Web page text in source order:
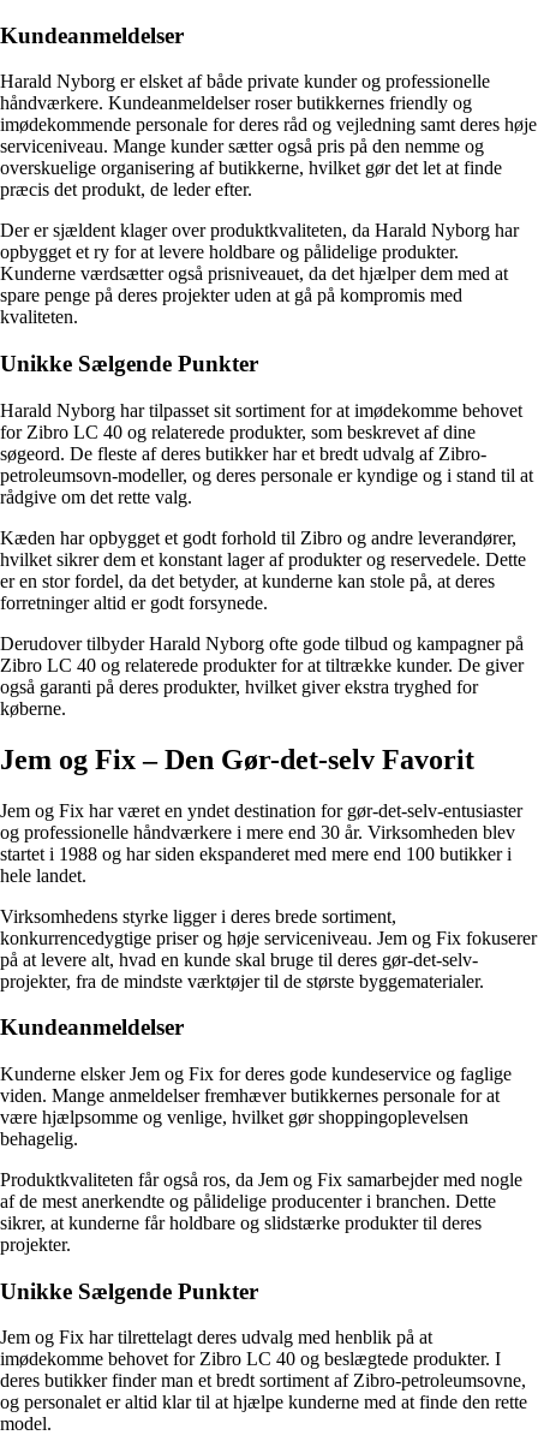
Kundeanmeldelser
Harald Nyborg er elsket af både private kunder og professionelle
håndværkere. Kundeanmeldelser roser butikkernes friendly og
imødekommende personale for deres råd og vejledning samt deres høje
serviceniveau. Mange kunder sætter også pris på den nemme og
overskuelige organisering af butikkerne, hvilket gør det let at finde
præcis det produkt, de leder efter.
Der er sjældent klager over produktkvaliteten, da Harald Nyborg har
opbygget et ry for at levere holdbare og pålidelige produkter.
Kunderne værdsætter også prisniveauet, da det hjælper dem med at
spare penge på deres projekter uden at gå på kompromis med
kvaliteten.
Unikke Sælgende Punkter
Harald Nyborg har tilpasset sit sortiment for at imødekomme behovet
for Zibro LC 40 og relaterede produkter, som beskrevet af dine
søgeord. De fleste af deres butikker har et bredt udvalg af Zibro-
petroleumsovn-modeller, og deres personale er kyndige og i stand til at
rådgive om det rette valg.
Kæden har opbygget et godt forhold til Zibro og andre leverandører,
hvilket sikrer dem et konstant lager af produkter og reservedele. Dette
er en stor fordel, da det betyder, at kunderne kan stole på, at deres
forretninger altid er godt forsynede.
Derudover tilbyder Harald Nyborg ofte gode tilbud og kampagner på
Zibro LC 40 og relaterede produkter for at tiltrække kunder. De giver
også garanti på deres produkter, hvilket giver ekstra tryghed for
køberne.
Jem og Fix – Den Gør-det-selv Favorit
Jem og Fix har været en yndet destination for gør-det-selv-entusiaster
og professionelle håndværkere i mere end 30 år. Virksomheden blev
startet i 1988 og har siden ekspanderet med mere end 100 butikker i
hele landet.
Virksomhedens styrke ligger i deres brede sortiment,
konkurrencedygtige priser og høje serviceniveau. Jem og Fix fokuserer
på at levere alt, hvad en kunde skal bruge til deres gør-det-selv-
projekter, fra de mindste værktøjer til de største byggematerialer.
Kundeanmeldelser
Kunderne elsker Jem og Fix for deres gode kundeservice og faglige
viden. Mange anmeldelser fremhæver butikkernes personale for at
være hjælpsomme og venlige, hvilket gør shoppingoplevelsen
behagelig.
Produktkvaliteten får også ros, da Jem og Fix samarbejder med nogle
af de mest anerkendte og pålidelige producenter i branchen. Dette
sikrer, at kunderne får holdbare og slidstærke produkter til deres
projekter.
Unikke Sælgende Punkter
Jem og Fix har tilrettelagt deres udvalg med henblik på at
imødekomme behovet for Zibro LC 40 og beslægtede produkter. I
deres butikker finder man et bredt sortiment af Zibro-petroleumsovne,
og personalet er altid klar til at hjælpe kunderne med at finde den rette
model.